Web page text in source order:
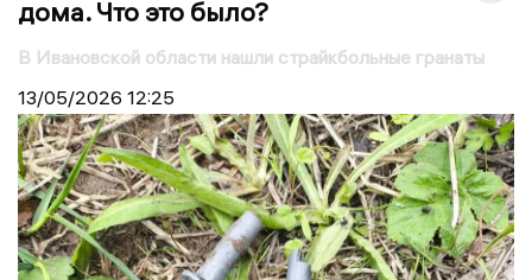
дома. Что это было?
В Ивановской области нашли страйкбольные гранаты
13/05/2026 12:25